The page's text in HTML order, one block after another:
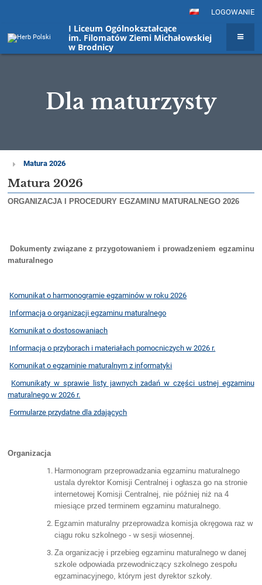
LOGOWANIE
I Liceum Ogólnokształcące
im. Filomatów Ziemi Michałowskiej
w Brodnicy
Dla maturzysty
Dla
maturzysty
Matura 2026
Matura 2026
ORGANIZACJA I PROCEDURY EGZAMINU MATURALNEGO 2026
Dokumenty związane z przygotowaniem i prowadzeniem egzaminu
maturalnego
Komunikat o harmonogramie egzaminów w roku 2026
Informacja o organizacji egzaminu maturalnego
Komunikat o dostosowaniach
Informacja o przyborach i materiałach pomocniczych w 2026 r.
Komunikat o egzaminie maturalnym z informatyki
Komunikaty w sprawie listy jawnych zadań w części ustnej egzaminu
maturalnego w 2026 r.
Formularze przydatne dla zdających
Organizacja
Harmonogram przeprowadzania egzaminu maturalnego
ustala dyrektor Komisji Centralnej i ogłasza go na stronie
internetowej Komisji Centralnej, nie później niż na 4
miesiące przed terminem egzaminu maturalnego.
Egzamin maturalny przeprowadza komisja okręgowa raz w
ciągu roku szkolnego - w sesji wiosennej.
Za organizację i przebieg egzaminu maturalnego w danej
szkole odpowiada przewodniczący szkolnego zespołu
egzaminacyjnego, którym jest dyrektor szkoły.